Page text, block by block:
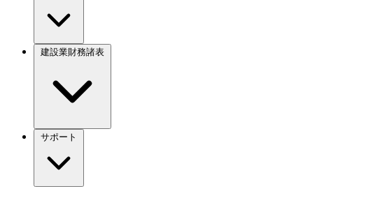
建設業財務諸表
サポート